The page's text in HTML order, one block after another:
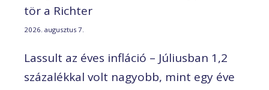
tör a Richter
2026. augusztus 7.
Lassult az éves infláció – Júliusban 1,2
százalékkal volt nagyobb, mint egy éve